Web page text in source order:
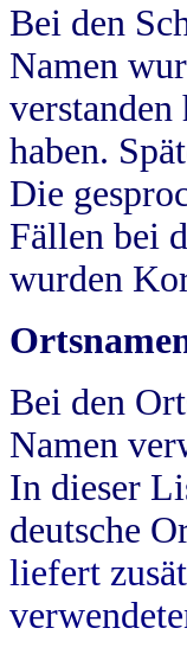
Bei den
Namen
verstanden
haben.
Die
Fällen bei
wurden
Bei den
Namen
In dieser
deutsche
liefert